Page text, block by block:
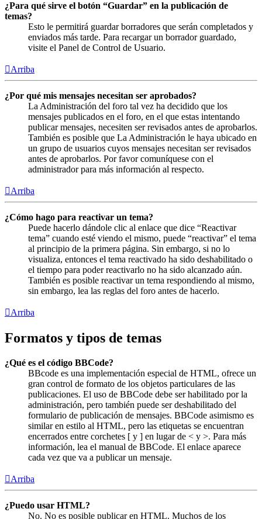
¿Para qué sirve el botón “Guardar” en la publicación de
temas?
Esto le permitirá guardar borradores que serán completados y
enviados más tarde. Para recargar un borrador guardado,
visite el Panel de Control de Usuario.
Arriba
¿Por qué mis mensajes necesitan ser aprobados?
La Administración del foro tal vez ha decidido que los
mensajes publicados en el foro, en el que estas intentando
publicar mensajes, necesiten ser revisados antes de aprobarlos.
También es posible que La Administración le haya ubicado en
un grupo de usuarios cuyos mensajes necesitan ser revisados
antes de aprobarlos. Por favor comuníquese con el
administrador para más información al respecto.
Arriba
¿Cómo hago para reactivar un tema?
Puede hacerlo dándole clic al enlace que dice “Reactivar
tema” cuando esté viendo el mismo, puede “reactivar” el tema
al principio de la primera página. Sin embargo, si no lo
visualiza, entonces el tema reactivado ha sido deshabilitado o
el tiempo para poder reactivarlo no ha sido alcanzado aún.
También es posible reactivar un tema respondiendo al mismo,
sin embargo, lea las reglas del foro antes de hacerlo.
Arriba
Formatos y tipos de temas
¿Qué es el código BBCode?
BBcode es una implementación especial de HTML, ofrece un
gran control de formato de los objetos particulares de las
publicaciones. El uso de BBCode debe ser habilitado por la
administración, pero también puede ser deshabilitado del
formulario de publicación de mensajes. BBCode asimismo es
similar en estilo al HTML, pero las etiquetas se encuentran
encerrados entre corchetes [ y ] en lugar de < y >. Para más
información, lea el manual de BBCode. El enlace aparece
cada vez que va a publicar un mensaje.
Arriba
¿Puedo usar HTML?
No. No es posible publicar en HTML. Muchos de los